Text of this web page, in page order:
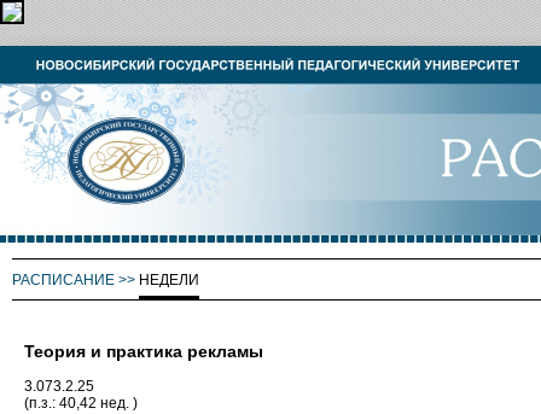
РАСПИСАНИЕ >> НЕДЕЛИ
Теория и практика рекламы
3.073.2.25
(п.з.: 40,42 нед. )